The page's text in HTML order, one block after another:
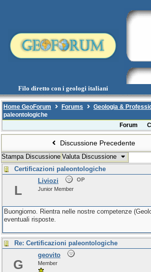
Filo diretto con i geologi italiani
Home GeoForum Forums Geologia &
paleontologiche
Forum
Discussione Precedente
Stampa Discussione Valuta Discussione
Certificazioni paleontologiche
L
Liviozi
OP
Junior Member
Buongiorno. Rientra nelle nostre competenze
eventuali risposte.
Re: Certificazioni paleontologiche
G
geovito
Member